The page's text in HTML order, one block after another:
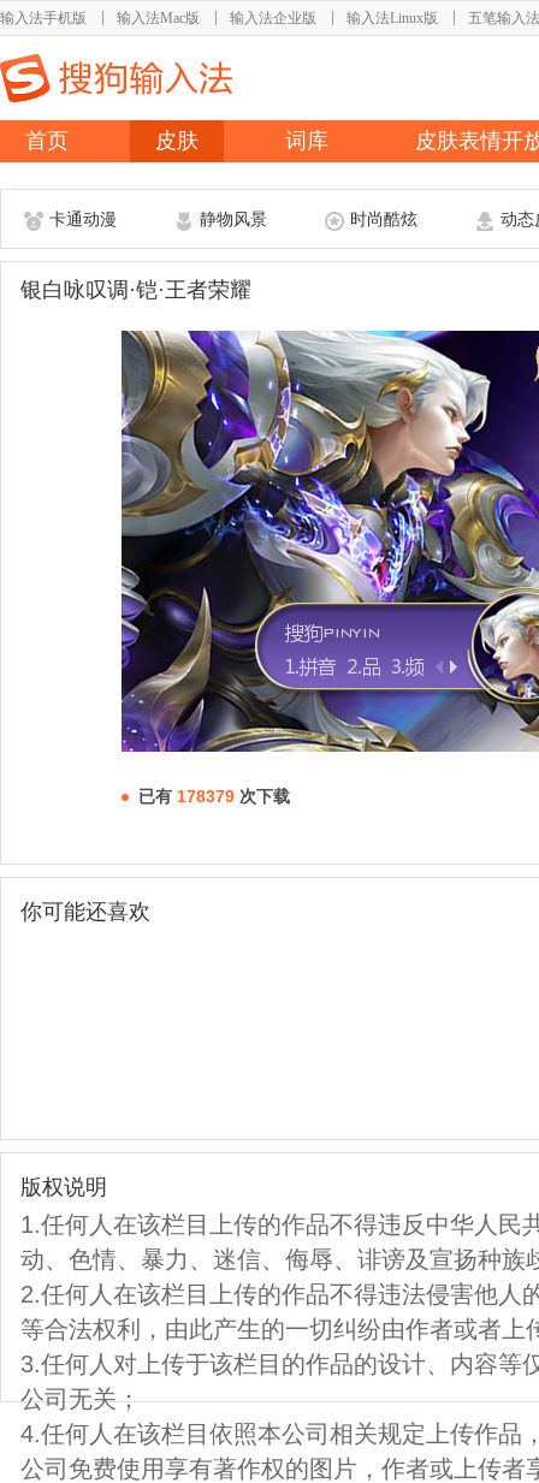
输入法手机版 输入法Mac版 输入法企业版 输入法Linux版 五笔输入法
首页 皮肤 词库 皮肤表情开
卡通动漫 静物风景 时尚酷炫 动态
银白咏叹调·铠·王者荣耀
已有 178379 次下载
你可能还喜欢
版权说明
1.任何人在该栏目上传的作品不得违反中华人民
动、色情、暴力、迷信、侮辱、诽谤及宣扬种族
2.任何人在该栏目上传的作品不得违法侵害他人
等合法权利，由此产生的一切纠纷由作者或者上
3.任何人对上传于该栏目的作品的设计、内容等
公司无关；
4.任何人在该栏目依照本公司相关规定上传作品
公司免费使用享有著作权的图片，作者或上传者